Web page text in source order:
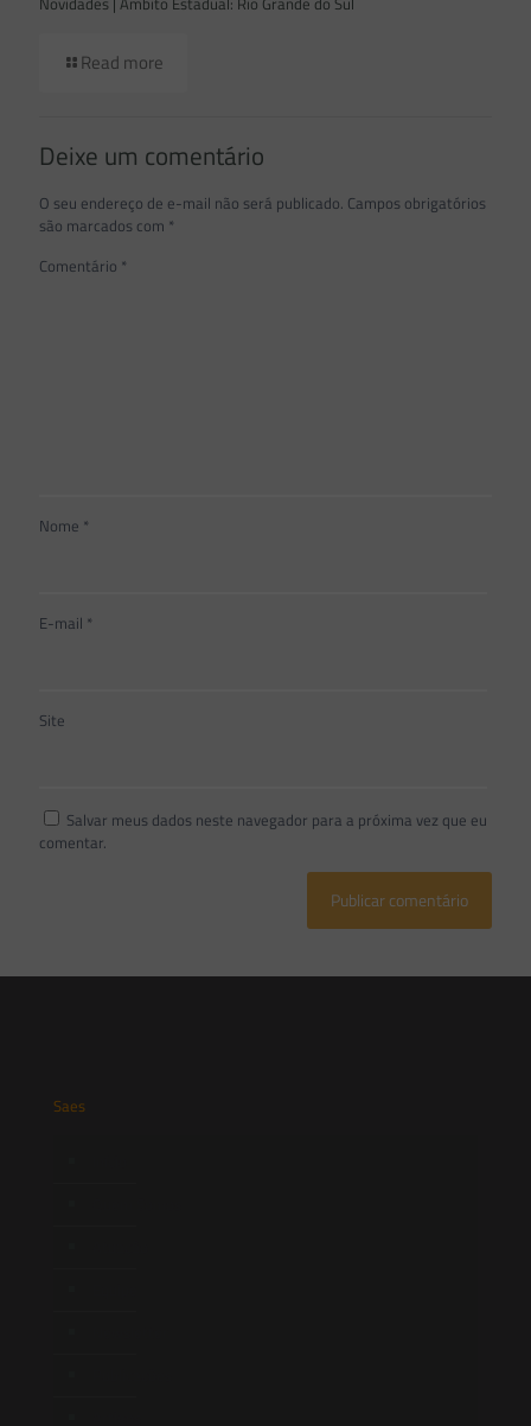
Read more
Deixe um comentário
O seu endereço de e-mail não será publicado. Campos obrigatórios
são marcados com *
Comentário *
Nome *
E-mail *
Site
Salvar meus dados neste navegador para a próxima vez que eu
comentar.
Saes